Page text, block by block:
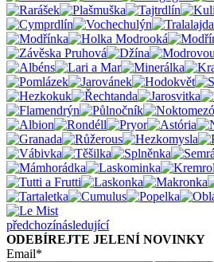
předchozínásledující
ODEBÍREJTE JELENÍ NOVINKY
Email*